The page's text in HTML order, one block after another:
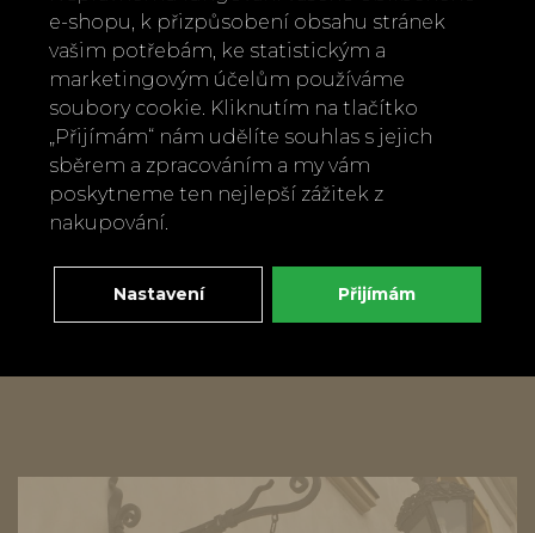
malý domeček (kulatá podstava) výška
12 cm, průměr 7,3 cm, velký domeček
(hranatá podstava 8 x 8 x 15,5 cm), malý
domeček (hranatá podstava 6 x 6 x 11,5
cm)
Výrobek je určen k použití s LED světly,
není vhodný pro čajovou svíčku
Doporučit
e-shopu, k přizpůsobení obsahu stránek
vašim potřebám, ke statistickým a
marketingovým účelům používáme
soubory cookie. Kliknutím na tlačítko
„Přijímám“ nám udělíte souhlas s jejich
sběrem a zpracováním a my vám
poskytneme ten nejlepší zážitek z
nakupování.
Nastavení Přijímám